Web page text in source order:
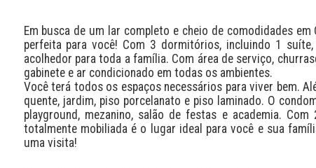
Em busca de um lar completo e cheio de comodidades
perfeita para você! Com 3 dormitórios, incluindo 1
acolhedor para toda a família. Com área de serviço,
gabinete e ar condicionado em todas os ambientes.
Você terá todos os espaços necessários para viver bem.
quente, jardim, piso porcelanato e piso laminado. O
playground, mezanino, salão de festas e academia.
totalmente mobiliada é o lugar ideal para você e sua
uma visita!